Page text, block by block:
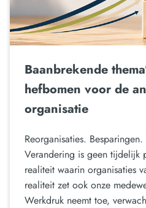
Baanbrekende
hefbomen voor de
organisatie
Reorganisaties.
Verandering is geen tijdelijk
realiteit waarin organisaties
realiteit zet ook onze
Werkdruk neemt toe,